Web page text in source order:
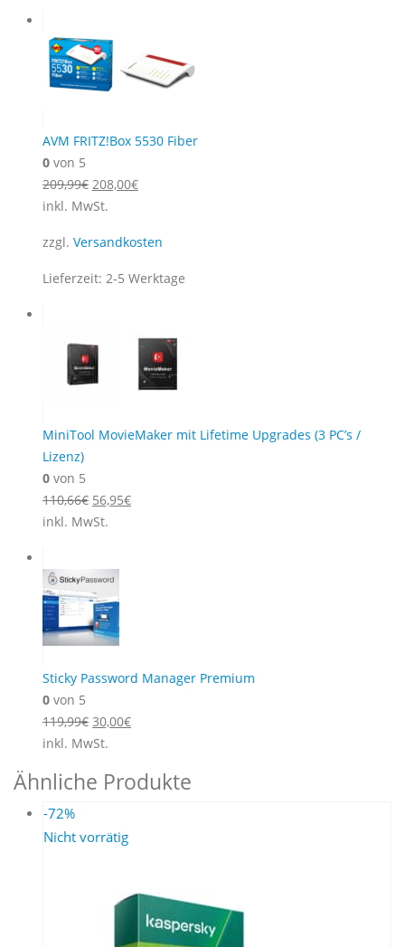
AVM FRITZ!Box 5530 Fiber
0 von 5
209,99€ Ursprünglicher
Preis
209,99€
208,00€Aktueller
208,00€.
inkl. MwSt.
zzgl. Versandkosten
Lieferzeit: 2-5 Werktage
MiniTool MovieMaker mit Lifetime Upgrades (3 PC’s /
Lizenz)
0 von 5
110,66€ Ursprünglicher
Preis
56,95€Aktueller
inkl. MwSt.
Sticky Password Manager Premium
0 von 5
119,99€ Ursprünglicher
Preis
119,99€
30,00€Aktueller
30,00€.
inkl. MwSt.
Ähnliche Produkte
-72%
Nicht vorrätig